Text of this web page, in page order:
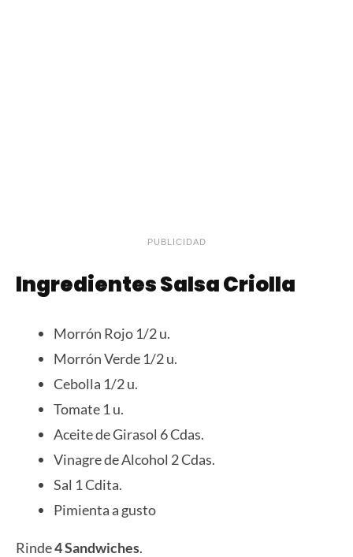
PUBLICIDAD
Ingredientes Salsa Criolla
Morrón Rojo 1/2 u.
Morrón Verde 1/2 u.
Cebolla 1/2 u.
Tomate 1 u.
Aceite de Girasol 6 Cdas.
Vinagre de Alcohol 2 Cdas.
Sal 1 Cdita.
Pimienta a gusto
Rinde4 Sandwiches.